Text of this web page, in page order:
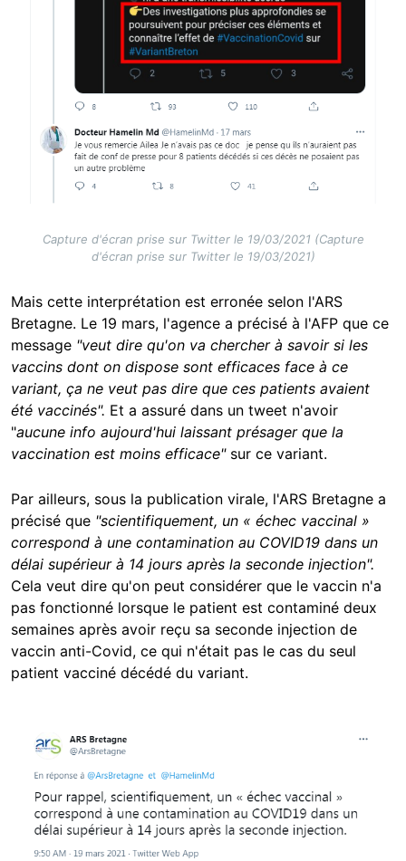
Capture d'écran prise sur Twitter le 19/03/2021 (Capture
d'écran prise sur Twitter le 19/03/2021)
Mais cette interprétation est erronée selon l'ARS
Bretagne. Le 19 mars, l'agence a précisé à l'AFP que ce
message "veut dire qu'on va chercher à savoir si les
vaccins dont on dispose sont efficaces face à ce
variant, ça ne veut pas dire que ces patients avaient
été vaccinés". Et a assuré dans un tweet n'avoir
"aucune info aujourd'hui laissant présager que la
vaccination est moins efficace" sur ce variant.
Par ailleurs, sous la publication virale, l'ARS Bretagne a
précisé que "scientifiquement, un « échec vaccinal »
correspond à une contamination au COVID19 dans un
délai supérieur à 14 jours après la seconde injection".
Cela veut dire qu'on peut considérer que le vaccin n'a
pas fonctionné lorsque le patient est contaminé deux
semaines après avoir reçu sa seconde injection de
vaccin anti-Covid, ce qui n'était pas le cas du seul
patient vacciné décédé du variant.
Image